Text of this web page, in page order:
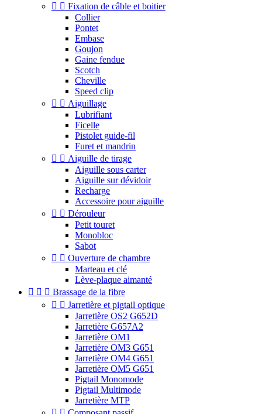
  Fixation de câble et boitier
Collier
Pontet
Embase
Goujon
Gaine fendue
Scotch
Cheville
Speed clip
  Aiguillage
Lubrifiant
Ficelle
Pistolet guide-fil
Furet et mandrin
  Aiguille de tirage
Aiguille sous carter
Aiguille sur dévidoir
Recharge
Accessoire pour aiguille
  Dérouleur
Petit touret
Monobloc
Sabot
  Ouverture de chambre
Marteau et clé
Lève-plaque aimanté
   Brassage de la fibre
  Jarretière et pigtail optique
Jarretière OS2 G652D
Jarretière G657A2
Jarretière OM1
Jarretière OM3 G651
Jarretière OM4 G651
Jarretière OM5 G651
Pigtail Monomode
Pigtail Multimode
Jarretière MTP